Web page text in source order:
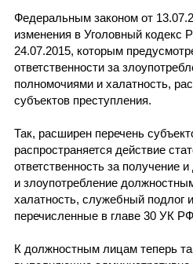
Федеральным законом от
изменения в Уголовный кодекс
24.07.2015, которым
ответственности за
полномочиями и халатность,
субъектов преступления.
Так, расширен перечень
распространяется действие
ответственность за получение
и злоупотребление
халатность, служебный подлог
перечисленные в главе 30 УК
К должностным лицам теперь